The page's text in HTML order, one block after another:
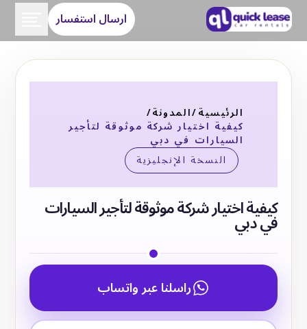
ارسال استفسار
الرئيسية/المدونة/
كيفية اختيار شركة موثوقة لتأجير
السيارات في دبي
النسخة الإنجليزية
كيفية اختيار شركة موثوقة لتأجير السيارات
في دبي
راسلنا عبر واتساب